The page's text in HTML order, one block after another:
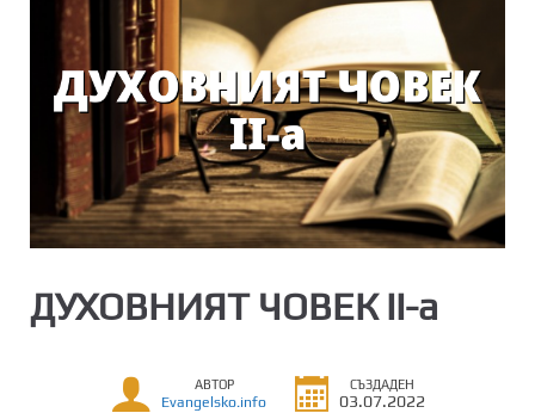
ДУХОВНИЯТ ЧОВЕК II-a
АВТОР
Evangelsko.info
СЪЗДАДЕН
03.07.2022